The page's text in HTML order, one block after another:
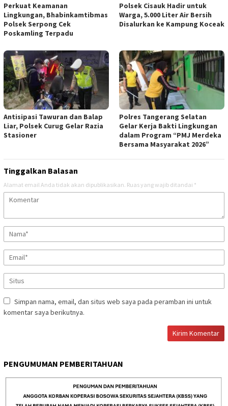
Perkuat Keamanan
Lingkungan, Bhabinkamtibmas
Polsek Serpong Cek
Poskamling Terpadu
Polsek Cisauk Hadir untuk
Warga, 5.000 Liter Air Bersih
Disalurkan ke Kampung Koceak
Antisipasi Tawuran dan Balap
Liar, Polsek Curug Gelar Razia
Stasioner
Polres Tangerang Selatan
Gelar Kerja Bakti Lingkungan
dalam Program “PMJ Merdeka
Bersama Masyarakat 2026”
Tinggalkan Balasan
Alamat email Anda tidak akan dipublikasikan. Ruas yang wajib ditandai *
Simpan nama, email, dan situs web saya pada peramban ini untuk
komentar saya berikutnya.
PENGUMUMAN PEMBERITAHUAN